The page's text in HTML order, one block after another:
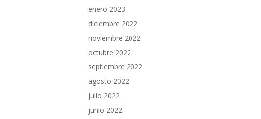
enero 2023
diciembre 2022
noviembre 2022
octubre 2022
septiembre 2022
agosto 2022
julio 2022
junio 2022